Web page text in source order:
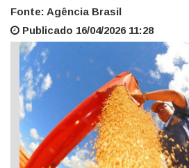
Fonte: Agência Brasil
Publicado 16/04/2026 11:28